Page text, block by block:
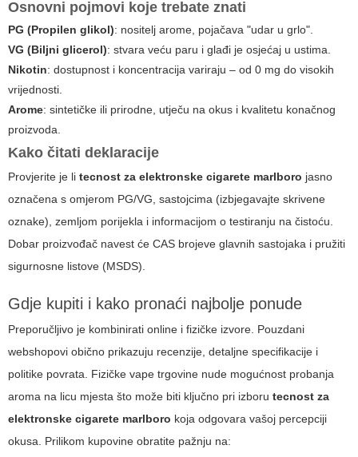
Osnovni pojmovi koje trebate znati
PG (Propilen glikol): nositelj arome, pojačava "udar u grlo".
VG (Biljni glicerol): stvara veću paru i glađi je osjećaj u ustima.
Nikotin: dostupnost i koncentracija variraju – od 0 mg do visokih
vrijednosti.
Arome: sintetičke ili prirodne, utječu na okus i kvalitetu konačnog
proizvoda.
Kako čitati deklaracije
Provjerite je li tecnost za elektronske cigarete marlboro jasno
označena s omjerom PG/VG, sastojcima (izbjegavajte skrivene
oznake), zemljom porijekla i informacijom o testiranju na čistoću.
Dobar proizvođač navest će CAS brojeve glavnih sastojaka i pružiti
sigurnosne listove (MSDS).
Gdje kupiti i kako pronaći najbolje ponude
Preporučljivo je kombinirati online i fizičke izvore. Pouzdani
webshopovi obično prikazuju recenzije, detaljne specifikacije i
politike povrata. Fizičke vape trgovine nude mogućnost probanja
aroma na licu mjesta što može biti ključno pri izboru tecnost za
elektronske cigarete marlboro koja odgovara vašoj percepciji
okusa. Prilikom kupovine obratite pažnju na: